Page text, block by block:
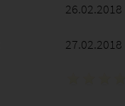
27.02.2018